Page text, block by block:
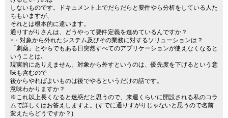
しないものです。ドキュメント上でだらだらと要件やら分析をしている人た
ちもいますが、
それとは根本的に違います。
通りすがりさんは、どうやって要件定義を進めているんですか？
>・対象から外れたシステム及びその業務に対するソリューションは？
「劇薬」とやらでもある日突然すべてのアプリケーションが使えなくなると
いうことは､
現実的にありえません。対象から外すというのは、優先度を下げるという意
味も含むので
後からやればよいものは後でやるというだけの話です。
意味わかりますか？
※これ以上長くなると迷惑だと思うので、来週くらいに開設される私のコラ
ムで詳しくはお答えしますよ。(すでに通りすがりじゃないと思うので名前
変えたらどうですか？)